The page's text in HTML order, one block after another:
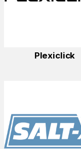
Plexiclick